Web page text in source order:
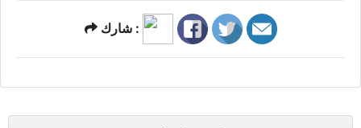
شارك :